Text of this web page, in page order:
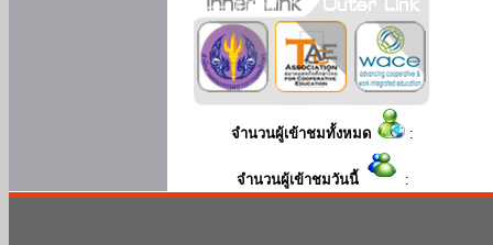
จำนวนผู้เข้าชมทั้งหมด :
จำนวนผู้เข้าชมวันนี้ :